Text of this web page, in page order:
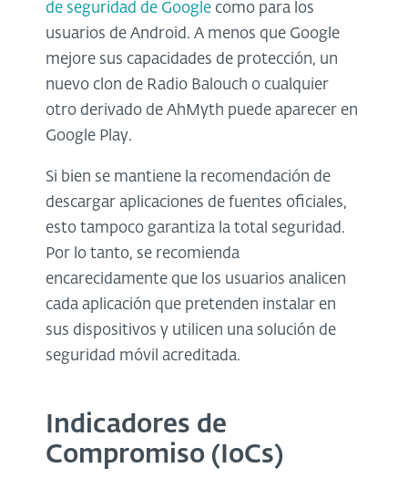
de seguridad de Google como para los
usuarios de Android. A menos que Google
mejore sus capacidades de protección, un
nuevo clon de Radio Balouch o cualquier
otro derivado de AhMyth puede aparecer en
Google Play.
Si bien se mantiene la recomendación de
descargar aplicaciones de fuentes oficiales,
esto tampoco garantiza la total seguridad.
Por lo tanto, se recomienda
encarecidamente que los usuarios analicen
cada aplicación que pretenden instalar en
sus dispositivos y utilicen una solución de
seguridad móvil acreditada.
Indicadores de
Compromiso (IoCs)